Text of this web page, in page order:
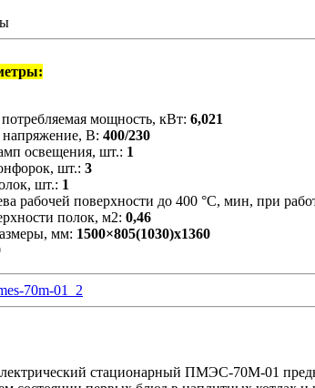
мощность, кВт: 6,021
В: 400/230
освещения, шт.: 1
шт.: 3
шт.: 1
рабочей поверхности до 400 °С, мин, при
полок, м2: 0,46
мм: 1500×805(1030)x1360
стационарный ПМЭС-70М-01